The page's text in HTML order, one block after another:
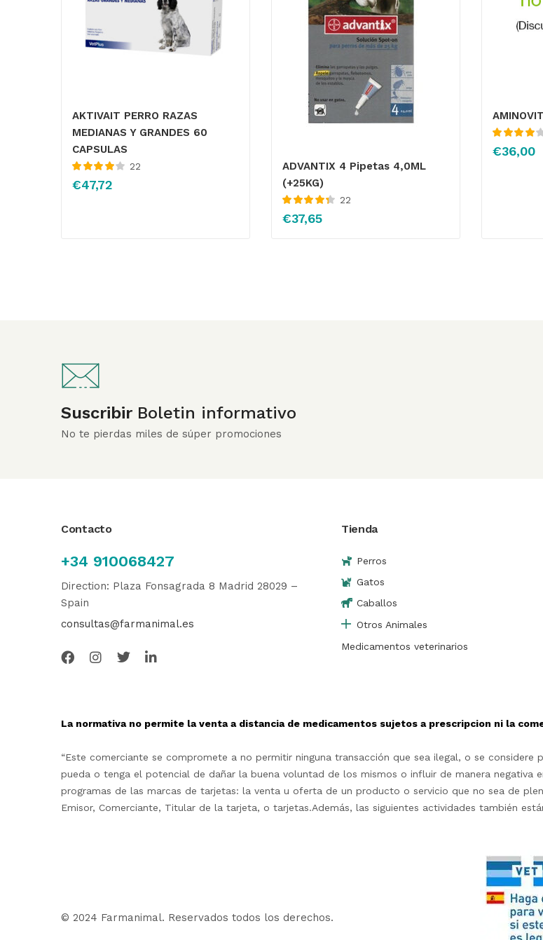
AKTIVAIT PERRO RAZAS
MEDIANAS Y GRANDES 60
CAPSULAS
con4.14 de
22
€47,72
ADVANTIX 4 Pipetas 4,0ML
(+25KG)
4.43de 5
22
€37,65
con4.04
€36,00
Suscribir Boletin informativo
No te pierdas miles de súper promociones
Contacto
+34 910068427
Direction: Plaza Fonsagrada 8 Madrid 28029 –
Spain
consultas@farmanimal.es
Tienda
Perros
Gatos
Caballos
Otros Animales
Medicamentos veterinarios
La normativa no permite la venta a distancia de medicamentos sujetos a prescripcion ni la
“Este comerciante se compromete a no permitir ninguna transacción que sea ilegal, o se
pueda o tenga el potencial de dañar la buena voluntad de los mismos o influir de manera negativa
programas de las marcas de tarjetas: la venta u oferta de un producto o servicio que no sea de
Emisor, Comerciante, Titular de la tarjeta, o tarjetas.Además, las siguientes actividades también
© 2024 Farmanimal. Reservados todos los derechos.